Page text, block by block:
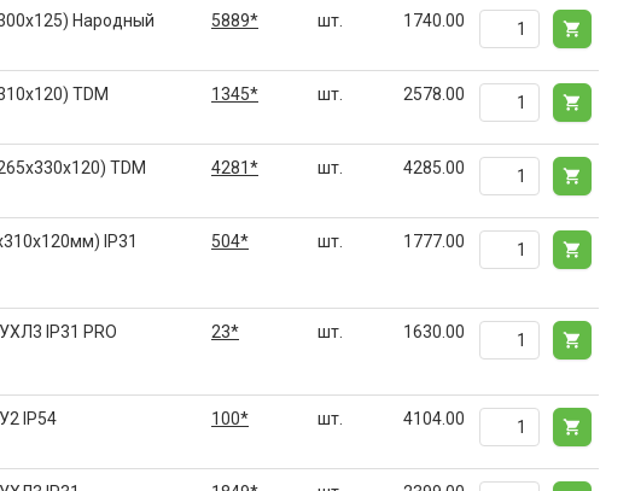
Народный 5889* шт. 1740.00
TDM 1345* шт. 2578.00
TDM 4281* шт. 4285.00
IP31
504* шт. 1777.00
IP31 PRO 23* шт. 1630.00
IP54 100* шт. 4104.00